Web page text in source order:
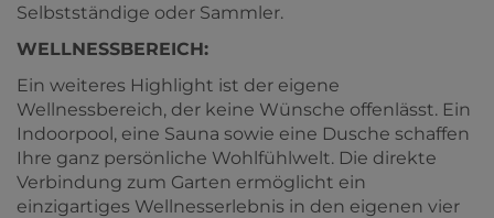
Selbstständige oder Sammler.
WELLNESSBEREICH:
Ein weiteres Highlight ist der eigene
Wellnessbereich, der keine Wünsche offenlässt. Ein
Indoorpool, eine Sauna sowie eine Dusche schaffen
Ihre ganz persönliche Wohlfühlwelt. Die direkte
Verbindung zum Garten ermöglicht ein
einzigartiges Wellnesserlebnis in den eigenen vier